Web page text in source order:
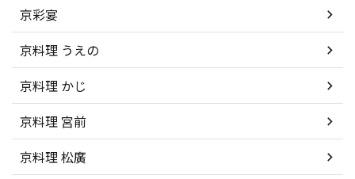
京彩宴
京料理 うえの
京料理 かじ
京料理 宮前
京料理 松廣